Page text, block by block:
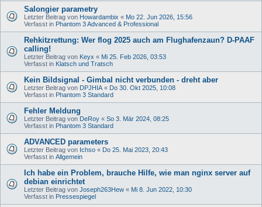
Salongier parametry
Letzter Beitrag von Howardambix « Mo 22. Jun 2026, 15:56
Verfasst in Phantom 3 Advanced & Professional
Rehkitzrettung: Wer flog 2025 auch am Flughafenzaun? D-PAAF
calling!
Letzter Beitrag von Keyx « Mi 25. Feb 2026, 03:53
Verfasst in Klatsch und Tratsch
Kein Bildsignal - Gimbal nicht verbunden - dreht aber
Letzter Beitrag von DPJHIA « Do 30. Okt 2025, 10:08
Verfasst in Phantom 3 Standard
Fehler Meldung
Letzter Beitrag von DeRoy « So 3. Mär 2024, 08:25
Verfasst in Phantom 3 Standard
ADVANCED parameters
Letzter Beitrag von Ichso « Do 25. Mai 2023, 20:43
Verfasst in Allgemein
Ich habe ein Problem, brauche Hilfe, wie man nginx server auf
debian einrichtet
Letzter Beitrag von Joseph263Hew « Mi 8. Jun 2022, 10:30
Verfasst in Pressespiegel